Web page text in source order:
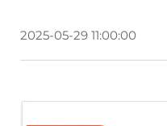
2025-05-29 11:00:00